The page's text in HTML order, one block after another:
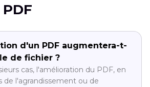
d'un PDF augmentera-t-
de fichier ?
cas, l'amélioration du PDF, en
de l'agrandissement ou de